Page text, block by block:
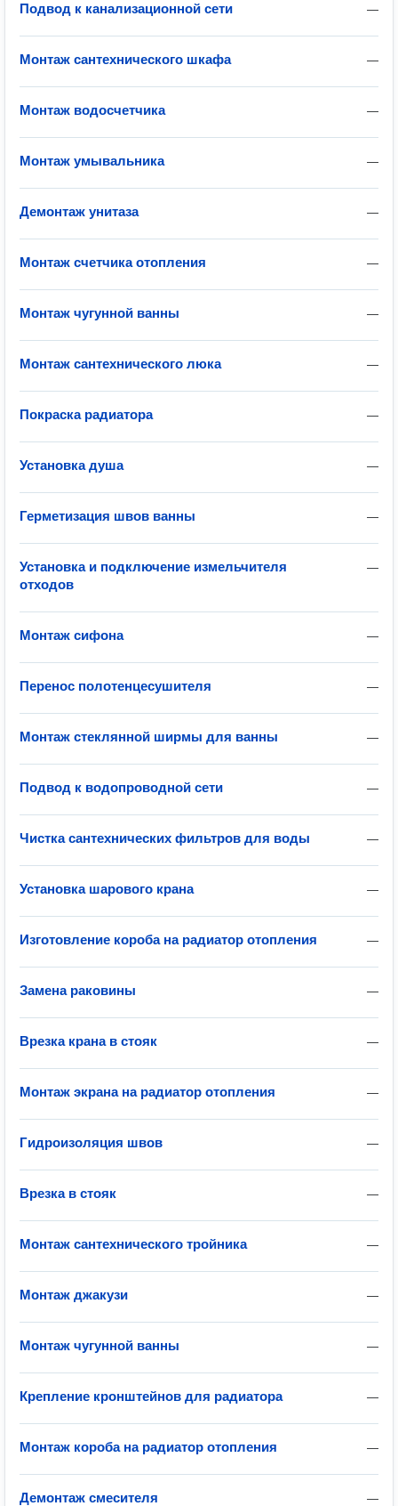
—
Подвод к канализационной сети
—
Монтаж сантехнического шкафа
—
Монтаж водосчетчика
—
Монтаж умывальника
—
Демонтаж унитаза
—
Монтаж счетчика отопления
—
Монтаж чугунной ванны
—
Монтаж сантехнического люка
—
Покраска радиатора
—
Установка душа
—
Герметизация швов ванны
—
Установка и подключение измельчителя
отходов
—
Монтаж сифона
—
Перенос полотенцесушителя
—
Монтаж стеклянной ширмы для ванны
—
Подвод к водопроводной сети
—
Чистка сантехнических фильтров для воды
—
Установка шарового крана
—
Изготовление короба на радиатор отопления
—
Замена раковины
—
Врезка крана в стояк
—
Монтаж экрана на радиатор отопления
—
Гидроизоляция швов
—
Врезка в стояк
—
Монтаж сантехнического тройника
—
Монтаж джакузи
—
Монтаж чугунной ванны
—
Крепление кронштейнов для радиатора
—
Монтаж короба на радиатор отопления
—
Демонтаж смесителя